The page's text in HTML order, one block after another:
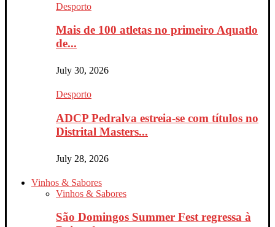
Desporto
Mais de 100 atletas no primeiro Aquatlo
de...
July 30, 2026
Desporto
ADCP Pedralva estreia-se com títulos no
Distrital Masters...
July 28, 2026
Vinhos & Sabores
Vinhos & Sabores
São Domingos Summer Fest regressa à